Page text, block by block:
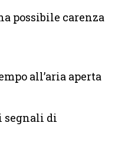
possibile carenza
all’aria aperta
segnali di